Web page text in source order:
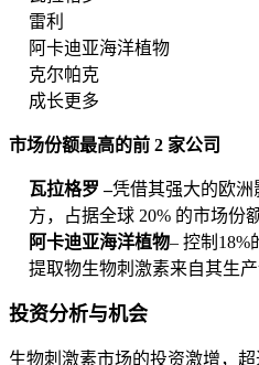
雷利
阿卡迪亚海洋植物
克尔帕克
成长更多
市场份额最高的前 2 家公司
瓦拉格罗 –凭借其强大的欧
方，占据全球 20% 的市场份额
阿卡迪亚海洋植物– 控制18%
提取物生物刺激素来自其生产
投资分析与机会
生物刺激素市场的投资激增，